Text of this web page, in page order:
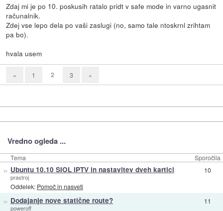
Zdaj mi je po 10. poskusih ratalo pridt v safe mode in varno ugasnit
računalnik.
Zdej vse lepo dela po vaši zaslugi (no, samo tale ntoskrnl zrihtam
pa bo).
hvala usem
« 1 2 3 »
Vredno ogleda ...
Tema Sporočila
» Ubuntu 10.10 SIOL IPTV in nastavitev dveh kartici
prastroj
Oddelek: Pomoč in nasveti
10
» Dodajanje nove statične route?
poweroff
11